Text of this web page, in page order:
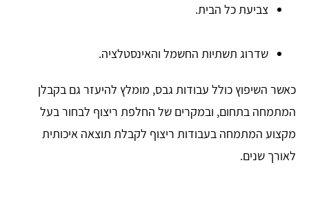
צביעת כל הבית.
שדרוג תשתיות החשמל והאינסטלציה.
כאשר השיפוץ כולל עבודות גבס, מומלץ להיעזר גם בקבלן
המתמחה בתחום, ובמקרים של החלפת ריצוף לבחור בעל
מקצוע המתמחה בעבודות ריצוף לקבלת תוצאה איכותית
לאורך שנים.